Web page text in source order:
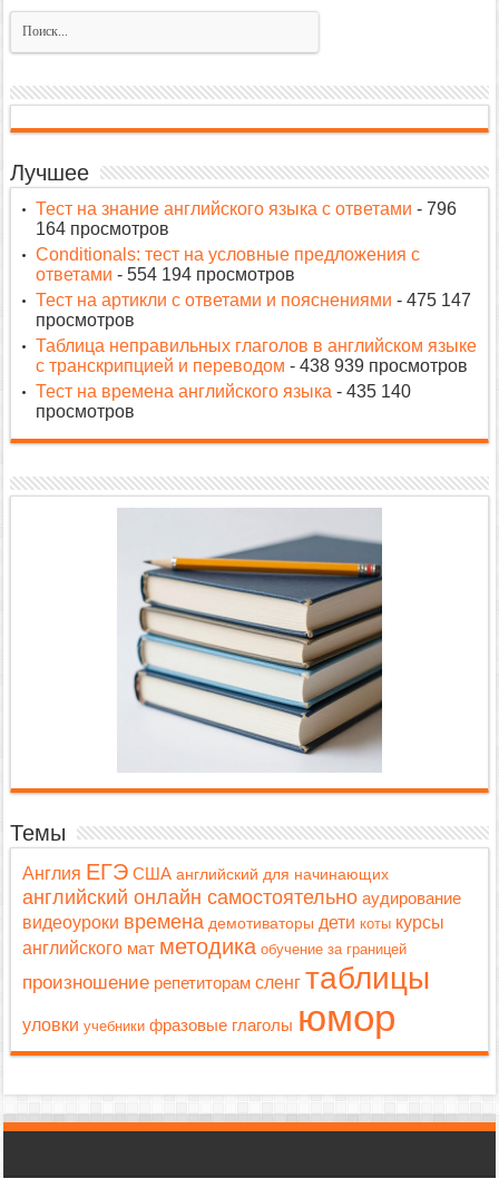
Лучшее
Тест на знание английского языка с ответами - 796
164 просмотров
Conditionals: тест на условные предложения с
ответами - 554 194 просмотров
Тест на артикли с ответами и пояснениями - 475 147
просмотров
Таблица неправильных глаголов в английском языке
с транскрипцией и переводом - 438 939 просмотров
Тест на времена английского языка - 435 140
просмотров
Темы
Англия ЕГЭ США английский для начинающих
английский онлайн самостоятельно аудирование
видеоуроки времена демотиваторы дети коты курсы
английского мат методика обучение за границей
произношение репетиторам сленг таблицы
уловки учебники фразовые глаголы юмор